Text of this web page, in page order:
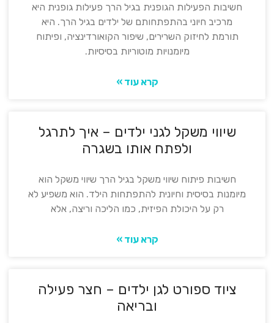
חשיבות הפעילות הגופנית בגיל הרך פעילות גופנית היא
מרכיב חיוני בהתפתחותם של ילדים בגיל הרך. היא
תורמת לחיזוק השרירים, שיפור הקואורדינציה, ופיתוח
מיומנויות מוטוריות בסיסיות.
קרא עוד »
שיווי משקל לגני ילדים – איך לתרגל
ולפתח אותו בשגרה
חשיבות פיתוח שיווי משקל בגיל הרך שיווי משקל הוא
מיומנות בסיסית וחיונית להתפתחות הילד. הוא משפיע לא
רק על היכולת הפיזית, כמו הליכה וריצה, אלא
קרא עוד »
ציוד ספורט לגן ילדים – חצר פעילה
ובריאה